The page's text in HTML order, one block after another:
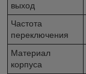
выход
Частота
переключения
Материал
корпуса